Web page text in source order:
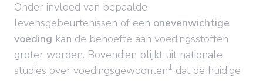
Onder invloed van bepaalde
levensgebeurtenissen of een onevenwichtige
voeding kan de behoefte aan voedingsstoffen
groter worden. Bovendien blijkt uit nationale
studies over voedingsgewoonten1 dat de huidige